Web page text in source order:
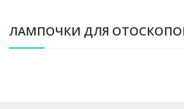
ЛАМПОЧКИ ДЛЯ